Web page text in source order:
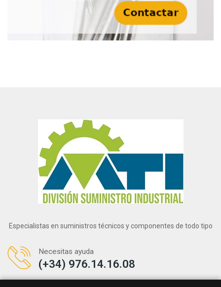
Especialistas en suministros técnicos y componentes de todo tipo
Necesitas ayuda
(+34) 976.14.16.08